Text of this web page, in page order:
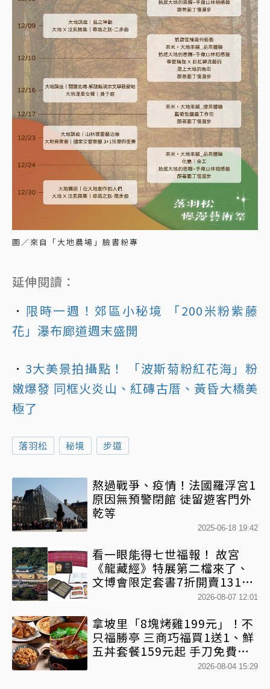
圖／來自「大地農場」臉書粉專
延伸閱讀：
． 限時一週！郊區小秘境 「200米粉紫藤
花」瀑布廊道週末盛開
． 3大美景拍攝點！ 「波斯菊粉紅花海」粉
嫩爆發 同框火炎山、紅磚古厝、黃昏大橋美
極了
落羽松 秘境 步道
熬過戰爭、疫情！法國羅浮宮1
原因無預警閉館 徒留遊客門外
乾等
2025-06-18 19:42
看一眼能得七世福報！ 故宮
《龍藏經》特展第二檔來了、
文博會限定套書7折開賣131萬
網驚：貧窮限制想像2026-08-07 12:01
拿坡里「8塊烤雞199元」！不
只福勝亭 三商巧福買1送1、鮮
五丼套餐159元起 手刀免費領
2026-08-04 15:29